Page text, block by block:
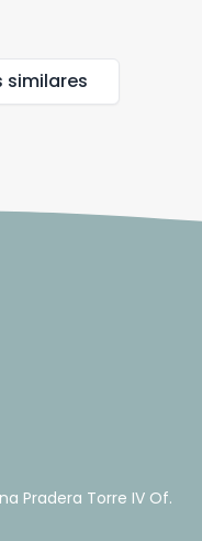
similares
Pradera Torre IV Of.